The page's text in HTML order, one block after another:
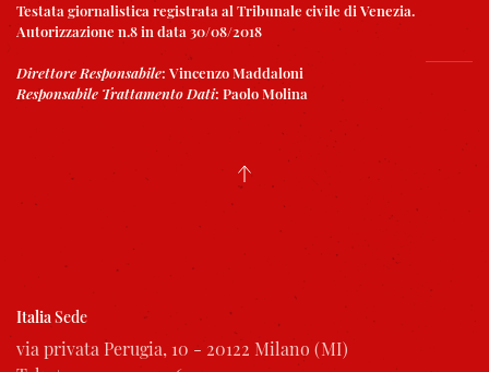
Testata giornalistica registrata al Tribunale civile di Venezia.
Autorizzazione n.8 in data 30/08/2018
Direttore Responsabile: Vincenzo Maddaloni
Responsabile Trattamento Dati: Paolo Molina
ItaliaSede
via privata Perugia, 10 - 20122 Milano (MI)